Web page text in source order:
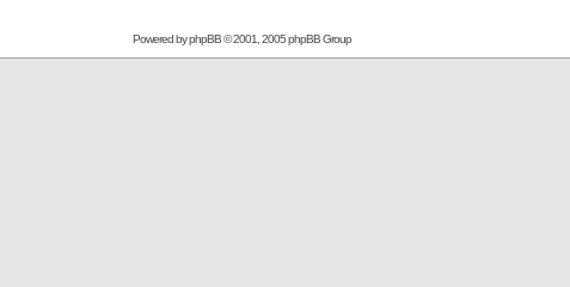
Powered byphpBB© 2001, 2005 phpBB Group